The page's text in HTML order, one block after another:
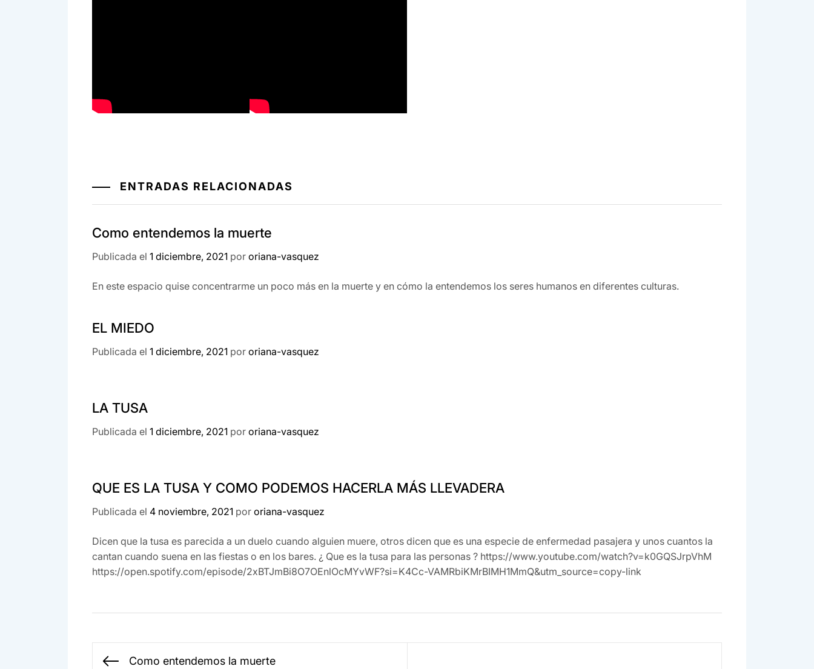
ENTRADAS RELACIONADAS
Como entendemos la muerte
Publicada el 1 diciembre, 2021 por oriana-vasquez
En este espacio quise concentrarme un poco más en la muerte y en cómo la entendemos los seres humanos en diferentes culturas.
EL MIEDO
Publicada el 1 diciembre, 2021 por oriana-vasquez
LA TUSA
Publicada el 1 diciembre, 2021 por oriana-vasquez
QUE ES LA TUSA Y COMO PODEMOS HACERLA MÁS LLEVADERA
Publicada el 4 noviembre, 2021 por oriana-vasquez
Dicen que la tusa es parecida a un duelo cuando alguien muere, otros dicen que es una especie de enfermedad pasajera y unos cuantos la
cantan cuando suena en las fiestas o en los bares. ¿ Que es la tusa para las personas ? https://www.youtube.com/watch?v=k0GQSJrpVhM
https://open.spotify.com/episode/2xBTJmBi8O7OEnlOcMYvWF?si=K4Cc-VAMRbiKMrBIMH1MmQ&utm_source=copy-link
Navegación
Como entendemos la muerte